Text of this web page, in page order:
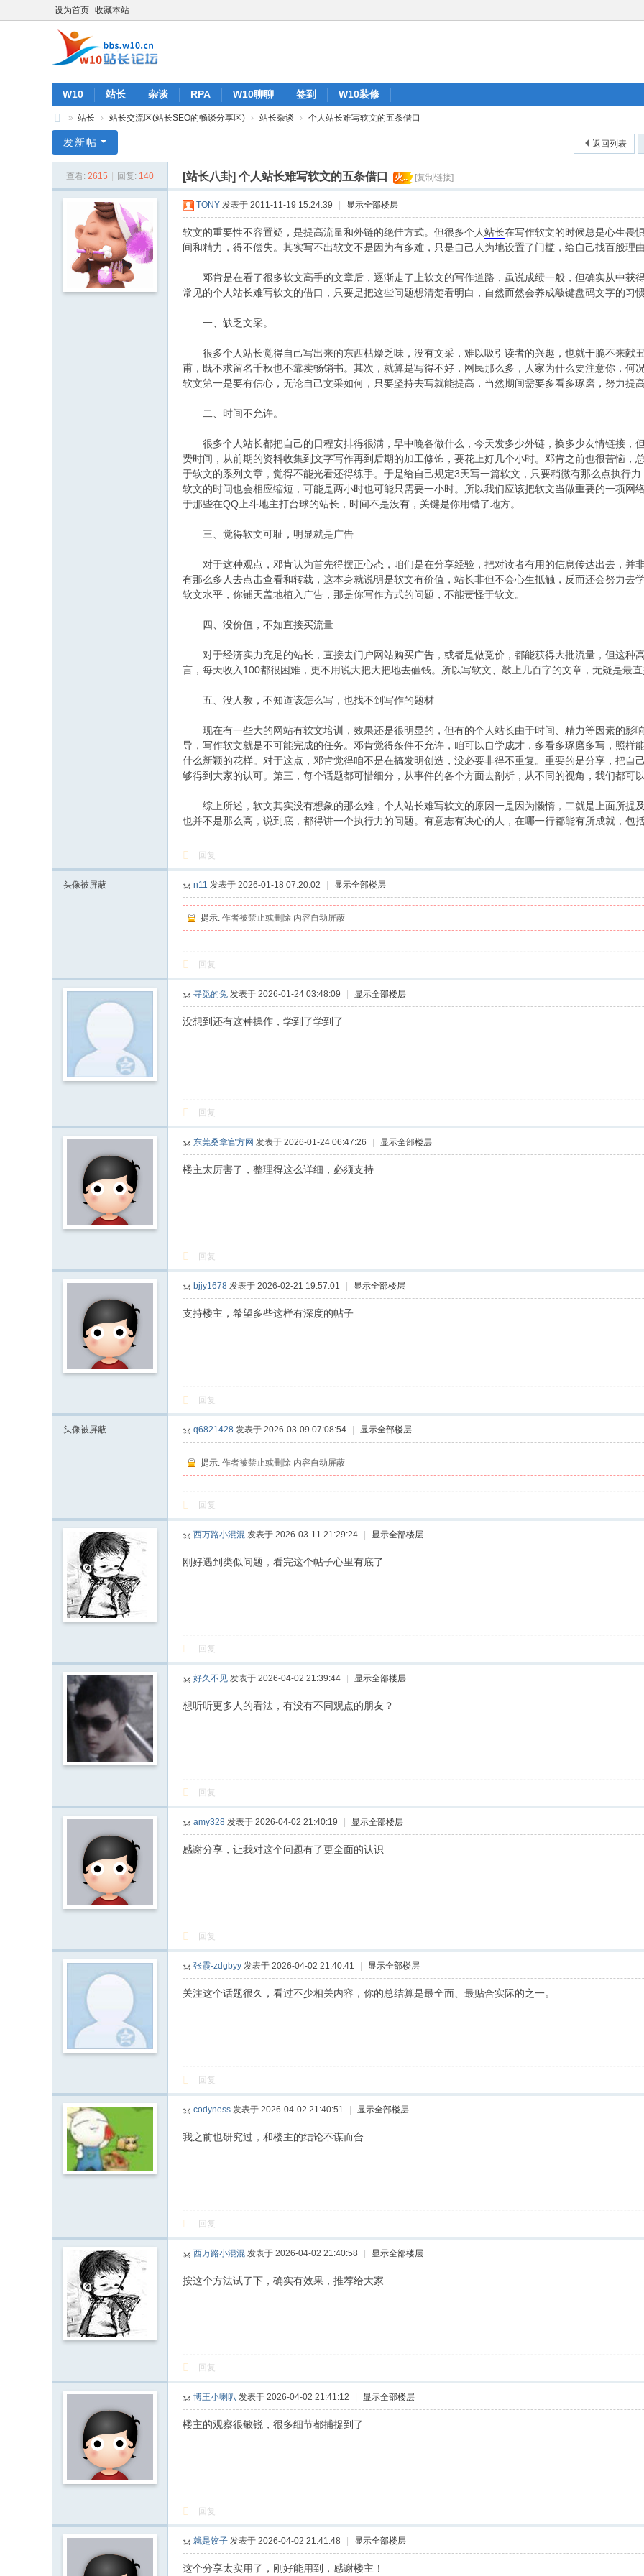
设为首页 收藏本站
W10 站长 杂谈 RPA W10聊聊 签到 W10装修
10
» 站长 › 站长交流区(站长SEO的畅谈分享区) › 站长杂谈 › 个人站长难写软文的五条借口
返回列表
发新帖
查看: 2615 回复: 140 [站长八卦] 个人站长难写软文的五条借口 火.. [复制链接]
TONY 发表于 2011-11-19 15:24:39 显示全部楼层
软文的重要性不容置疑，是提高流量和外链的绝佳方式。但很多个人站长在写作软文的时候总是心生畏
间和精力，得不偿失。其实写不出软文不是因为有多难，只是自己人为地设置了门槛，给自己找百般理
邓肯是在看了很多软文高手的文章后，逐渐走了上软文的写作道路，虽说成绩一般，但确实从中获
常见的个人站长难写软文的借口，只要是把这些问题想清楚看明白，自然而然会养成敲键盘码文字的习惯
一、缺乏文采。
很多个人站长觉得自己写出来的东西枯燥乏味，没有文采，难以吸引读者的兴趣，也就干脆不来献
甫，既不求留名千秋也不靠卖畅销书。其次，就算是写得不好，网民那么多，人家为什么要注意你，何
软文第一是要有信心，无论自己文采如何，只要坚持去写就能提高，当然期间需要多看多琢磨，努力提
二、时间不允许。
很多个人站长都把自己的日程安排得很满，早中晚各做什么，今天发多少外链，换多少友情链接，
费时间，从前期的资料收集到文字写作再到后期的加工修饰，要花上好几个小时。邓肯之前也很苦恼，
于软文的系列文章，觉得不能光看还得练手。于是给自己规定3天写一篇软文，只要稍微有那么点执行
软文的时间也会相应缩短，可能是两小时也可能只需要一小时。所以我们应该把软文当做重要的一项网
于那些在QQ上斗地主打台球的站长，时间不是没有，关键是你用错了地方。
三、觉得软文可耻，明显就是广告
对于这种观点，邓肯认为首先得摆正心态，咱们是在分享经验，把对读者有用的信息传达出去，并
有那么多人去点击查看和转载，这本身就说明是软文有价值，站长非但不会心生抵触，反而还会努力去
软文水平，你铺天盖地植入广告，那是你写作方式的问题，不能责怪于软文。
四、没价值，不如直接买流量
对于经济实力充足的站长，直接去门户网站购买广告，或者是做竞价，都能获得大批流量，但这种
言，每天收入100都很困难，更不用说大把大把地去砸钱。所以写软文、敲上几百字的文章，无疑是最直
五、没人教，不知道该怎么写，也找不到写作的题材
现在有一些大的网站有软文培训，效果还是很明显的，但有的个人站长由于时间、精力等因素的影
导，写作软文就是不可能完成的任务。邓肯觉得条件不允许，咱可以自学成才，多看多琢磨多写，照样
什么新颖的花样。对于这点，邓肯觉得咱不是在搞发明创造，没必要非得不重复。重要的是分享，把自
够得到大家的认可。第三，每个话题都可惜细分，从事件的各个方面去剖析，从不同的视角，我们都可
综上所述，软文其实没有想象的那么难，个人站长难写软文的原因一是因为懒惰，二就是上面所提
也并不是那么高，说到底，都得讲一个执行力的问题。有意志有决心的人，在哪一行都能有所成就，包
回复
头像被屏蔽 n11 发表于 2026-01-18 07:20:02 显示全部楼层
提示: 作者被禁止或删除 内容自动屏蔽
回复
寻觅的兔 发表于 2026-01-24 03:48:09 显示全部楼层
没想到还有这种操作，学到了学到了
回复
东莞桑拿官方网 发表于 2026-01-24 06:47:26 显示全部楼层
楼主太厉害了，整理得这么详细，必须支持
回复
bjjy1678 发表于 2026-02-21 19:57:01 显示全部楼层
支持楼主，希望多些这样有深度的帖子
回复
头像被屏蔽 q6821428 发表于 2026-03-09 07:08:54 显示全部楼层
提示: 作者被禁止或删除 内容自动屏蔽
回复
西万路小混混 发表于 2026-03-11 21:29:24 显示全部楼层
刚好遇到类似问题，看完这个帖子心里有底了
回复
好久不见 发表于 2026-04-02 21:39:44 显示全部楼层
想听听更多人的看法，有没有不同观点的朋友？
回复
amy328 发表于 2026-04-02 21:40:19 显示全部楼层
感谢分享，让我对这个问题有了更全面的认识
回复
张霞-zdgbyy 发表于 2026-04-02 21:40:41 显示全部楼层
关注这个话题很久，看过不少相关内容，你的总结算是最全面、最贴合实际的之一。
回复
codyness 发表于 2026-04-02 21:40:51 显示全部楼层
我之前也研究过，和楼主的结论不谋而合
回复
西万路小混混 发表于 2026-04-02 21:40:58 显示全部楼层
按这个方法试了下，确实有效果，推荐给大家
回复
博王小喇叭 发表于 2026-04-02 21:41:12 显示全部楼层
楼主的观察很敏锐，很多细节都捕捉到了
回复
就是饺子 发表于 2026-04-02 21:41:48 显示全部楼层
这个分享太实用了，刚好能用到，感谢楼主！